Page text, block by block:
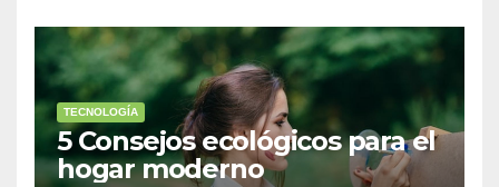
TECNOLOGÍA
5 Consejos ecológicos para el
hogar moderno